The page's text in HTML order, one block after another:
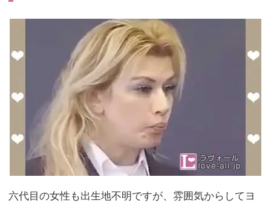
六代目の女性も出生地不明ですが、雰囲気からしてヨ